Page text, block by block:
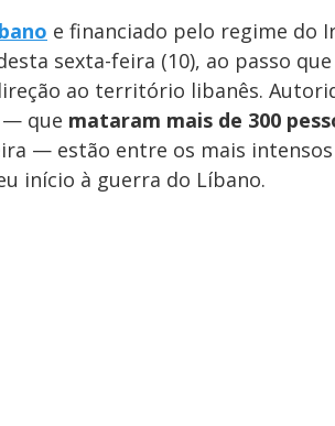
a
y
V
e financiado pelo regime do
sexta-feira (10), ao passo
ao território libanês.
— que mataram mais de 300
— estão entre os mais intensos
início à guerra do Líbano.